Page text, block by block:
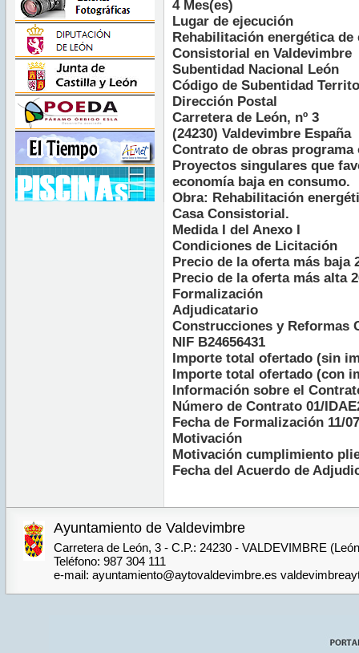
4 Mes(es)
Lugar de ejecución
Rehabilitación energética
Consistorial en Valdevimbre
Subentidad Nacional León
Código de Subentidad
Dirección Postal
Carretera de León, nº 3
(24230) Valdevimbre España
Contrato de obras programa
Proyectos singulares que
economía baja en consumo.
Obra: Rehabilitación
Casa Consistorial.
Medida I del Anexo I
Condiciones de Licitación
Precio de la oferta más baja
Precio de la oferta más alta
Formalización
Adjudicatario
Construcciones y Reformas
NIF B24656431
Importe total ofertado (sin
Importe total ofertado (con
Información sobre el
Número de Contrato 01/
Fecha de Formalización 11/
Motivación
Motivación cumplimiento
Fecha del Acuerdo de
Ayuntamiento de Valdevimbre
Carretera de León, 3 - C.P.: 24230 - VALDEVIMBRE
Teléfono: 987 304 111
e-mail: ayuntamiento@aytovaldevimbre.es